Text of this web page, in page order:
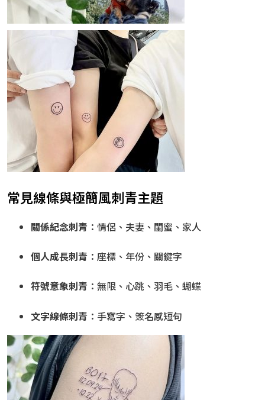
常見線條與極簡風刺青主題
關係紀念刺青 ：情侶、夫妻、閨蜜、家人
個人成長刺青 ：座標、年份、關鍵字
符號意象刺青 ：無限、心跳、羽毛、蝴蝶
文字線條刺青 ：手寫字、簽名感短句